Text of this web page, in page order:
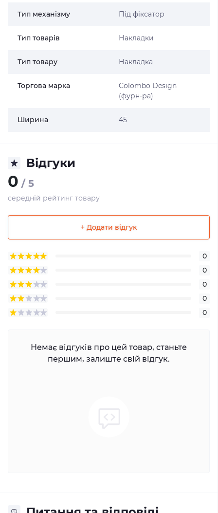
Тип механізму Під фіксатор
Тип товарів Накладки
Тип товару Накладка
Торгова марка
Colombo Design
(фурн-ра)
Ширина 45
Відгуки
0 / 5
середній рейтинг товару
+ Додати відгук
0
0
0
0
0
Немає відгуків про цей товар, станьте
першим, залиште свій відгук.